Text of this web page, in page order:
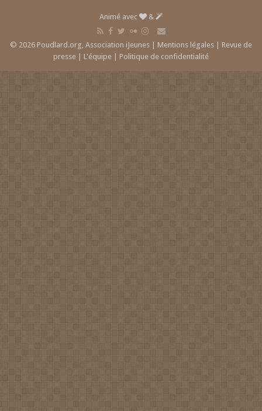
Animé avec &
© 2026 Poudlard.org, Association iJeunes | Mentions légales | Revue de
presse | L'équipe | Politique de confidentialité